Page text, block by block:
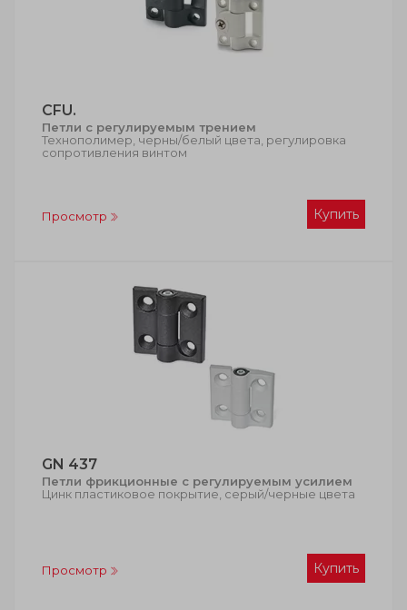
CFU.
Петли с регулируемым трением
Технополимер, черны/белый цвета, регулировка
сопротивления винтом
Просмотр Купить
GN 437
Петли фрикционные с регулируемым усилием
Цинк пластиковое покрытие, серый/черные цвета
Просмотр Купить